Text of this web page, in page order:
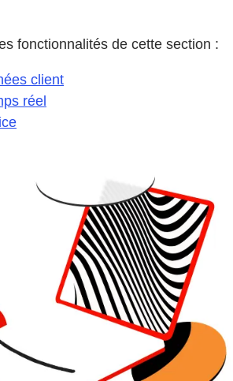
fonctionnalités de cette section :
client
réel